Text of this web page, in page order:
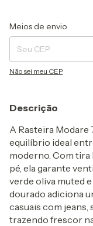
Entregas para o CEP:
Meios de envio
Não sei meu CEP
Descrição
A Rasteira Modare
equilíbrio ideal
moderno. Com
pé, ela garante
verde oliva muted
dourado adiciona
casuais com
trazendo frescor